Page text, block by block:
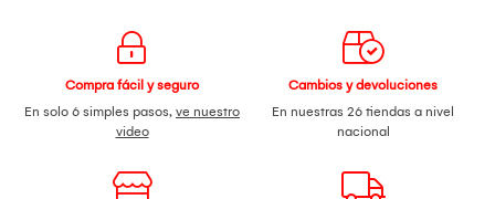
Compra fácil y seguro
En solo 6 simples pasos, ve nuestro
video
Cambios y devoluciones
En nuestras 26 tiendas a nivel
nacional